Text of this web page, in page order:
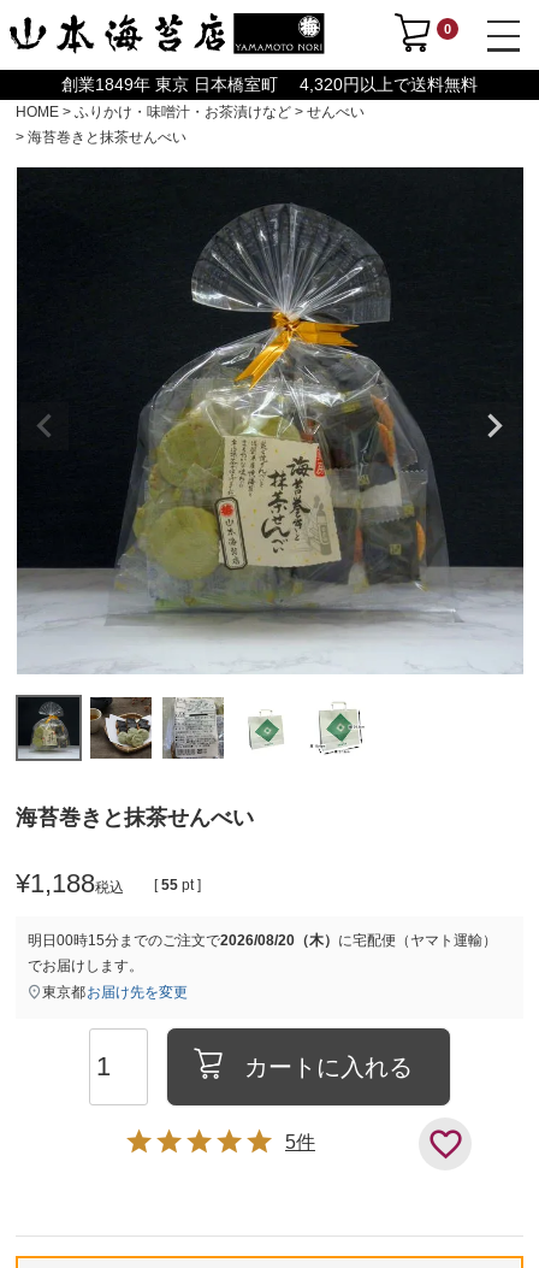
0
創業1849年 東京 日本橋室町 4,320円以上で送料無料
HOME ふりかけ・味噌汁・お茶漬けなど
せんべい
海苔巻きと抹茶せんべい
海苔巻きと抹茶せんべい
¥1,188税込 [ 55 pt ]
明日00時15分までのご注文で2026/08/20（木） に宅配便（ヤマト運輸）
でお届けします。
東京都お届け先を変更
カートに入れる
5